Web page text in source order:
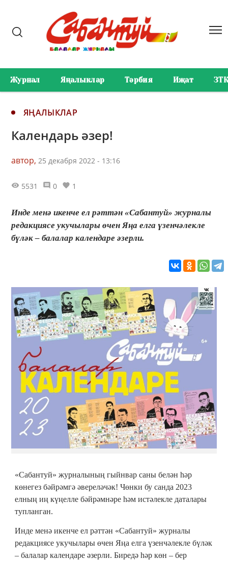
Журнал Яңалыклар Тәрбия Иҗат ЗТК
ЯҢАЛЫКЛАР
Календарь әзер!
автор, 25 декабря 2022 - 13:16
5531 0 1
Инде менә икенче ел рәттән «Сабантуй» журналы
редакциясе укучылары өчен Яңа елга үзенчәлекле
бүләк – балалар календаре әзерли.
«Сабантуй» журналының гыйнвар саны белән һәр
көнегез бәйрәмгә әвереләчәк! Чөнки бу санда 2023
елның иң күңелле бәйрәмнәре һәм истәлекле даталары
тупланган.
Инде менә икенче ел рәттән «Сабантуй» журналы
редакциясе укучылары өчен Яңа елга үзенчәлекле бүләк
– балалар календаре әзерли. Биредә һәр көн – бер